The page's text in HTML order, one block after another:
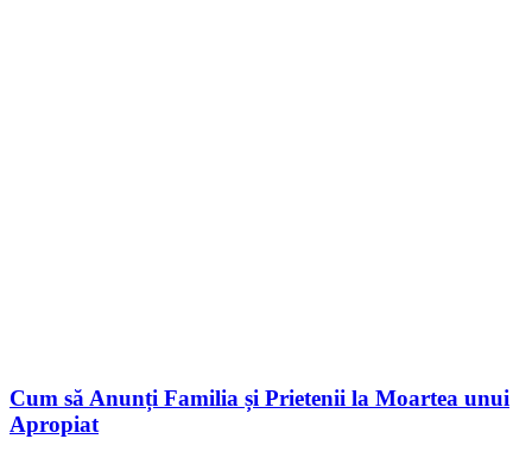
Cum să Anunți Familia și Prietenii la Moartea unui
Apropiat